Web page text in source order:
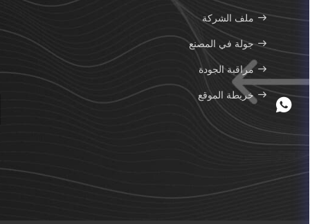
ملف الشركة
جولة في المصنع
مراقبة الجودة
خريطة الموقع